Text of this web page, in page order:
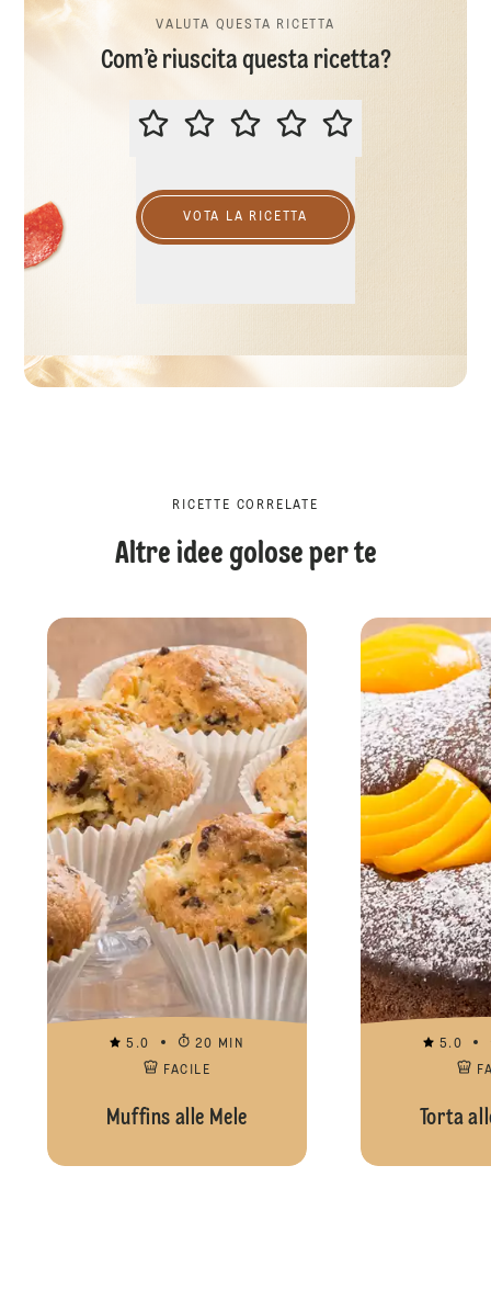
VALUTA QUESTA RICETTA
Com’è riuscita questa ricetta?
VALUTA QUESTA RICETTA
VOTA LA RICETTA
RICETTE CORRELATE
Altre idee golose per te
5.0
20 MIN
FACILE
Muffins alle Mele
5.0
Torta